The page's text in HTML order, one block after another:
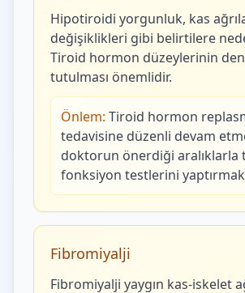
Hipotiroidi yorgunluk, kas
değişiklikleri gibi belirtilere
Tiroid hormon düzeylerinin
tutulması önemlidir.
Önlem: Tiroid hormon
tedavisine düzenli devam
doktorun önerdiği aralıklarla
fonksiyon testlerini
Fibromiyalji
Fibromiyalji yaygın kas-iskelet